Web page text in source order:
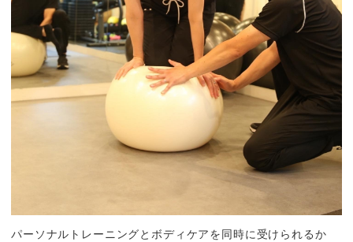
パーソナルトレーニングとボディケアを同時に受けられるか